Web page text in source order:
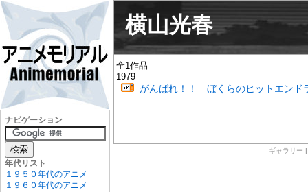
横山光春
全1作品
1979
がんばれ！！ ぼくらのヒットエンド
ギャラリー
ナビゲーション
年代リスト
１９５０年代のアニメ
１９６０年代のアニメ